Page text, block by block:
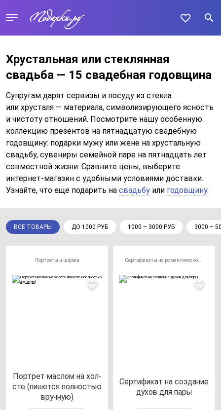
Хрустальная или стеклянная
свадьба — 15 свадебная годовщина
Супругам дарят сервизы и посуду из стекла
или хрусталя — материала, символизирующего ясность
и чистоту отношений. Посмотрите нашу особенную
коллекцию презентов на пятнадцатую свадебную
годовщину: подарки мужу или жене на хрустальную
свадьбу, сувениры семейной паре на пятнадцать лет
совместной жизни. Сравните цены, выберите
интернет-магазин с удобными условиями доставки.
Узнайте, что еще подарить на свадьбу или годовщину.
ВСЕ ТОВАРЫ ДО 1000 РУБ 1000 – 3000 РУБ 3000 –
Портреты и шаржи
Пор­трет мас­лом на хол­
сте (пи­шет­ся пол­ностью
вруч­ную)
Сер­ти­фи­кат на соз­да­ние
ду­хов для па­ры